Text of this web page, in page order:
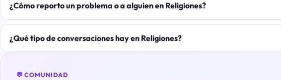
¿Cómo reporto un problema o a alguien en Religiones?
¿Qué tipo de conversaciones hay en Religiones?
💬 COMUNIDAD